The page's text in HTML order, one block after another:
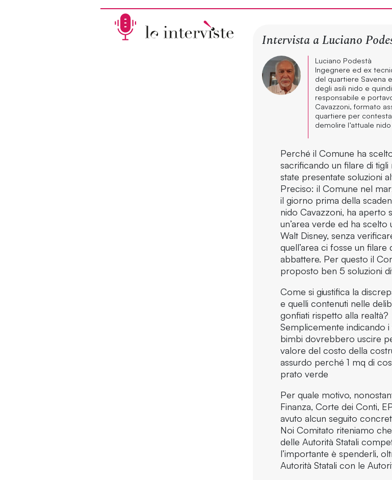
Intervista a Luciano
Luciano Podestà
Ingegnere ed ex
del quartiere Savena
degli asili nido e
responsabile e
Cavazzoni, formato
quartiere per
demolire l’attuale
Perché il Comune ha
sacrificando un filare di
state presentate soluzioni
Preciso: il Comune nel
il giorno prima della
nido Cavazzoni, ha aperto
un’area verde ed ha
Walt Disney, senza
quell’area ci fosse un
abbattere. Per questo il
proposto ben 5 soluzioni
Come si giustifica la
e quelli contenuti nelle
gonfiati rispetto alla realtà?
Semplicemente indicando
bimbi dovrebbero uscire
valore del costo della
assurdo perché 1 mq di
prato verde
Per quale motivo,
Finanza, Corte dei Conti,
avuto alcun seguito
Noi Comitato riteniamo
delle Autorità Statali
l’importante è spenderli,
Autorità Statali con le